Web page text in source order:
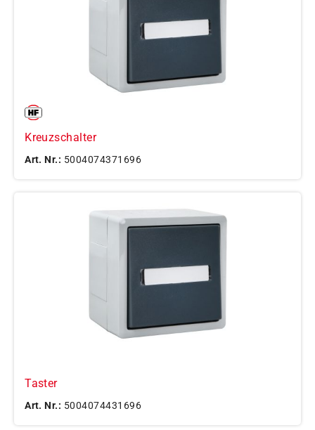
Kreuzschalter
Art. Nr.: 5004074371696
Taster
Art. Nr.: 5004074431696